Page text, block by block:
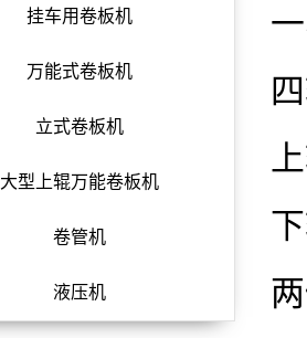
挂车用卷板机
万能式卷板机
立式卷板机
大型上辊万能卷板机
卷管机
液压机